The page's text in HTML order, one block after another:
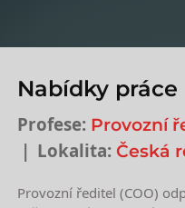
Nabídky práce
Profese: Provozní
Lokalita: Česká
Provozní ředitel (COO)